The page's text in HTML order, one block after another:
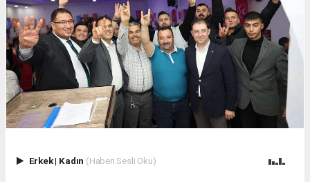
Erkek| Kadın (Haberi Sesli Oku)